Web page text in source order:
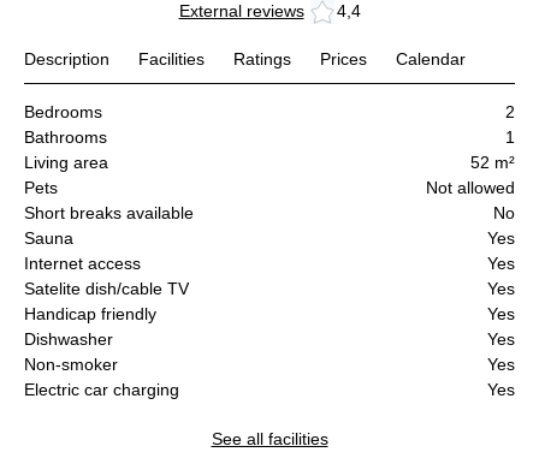
External reviews 4,4
Description Facilities Ratings Prices Calendar
Bedrooms
2
Bathrooms
1
Living area
52 m²
Pets
Not allowed
Short breaks available
No
Sauna
Yes
Internet access
Yes
Satelite dish/cable TV
Yes
Handicap friendly
Yes
Dishwasher
Yes
Non-smoker
Yes
Electric car charging
Yes
See all facilities